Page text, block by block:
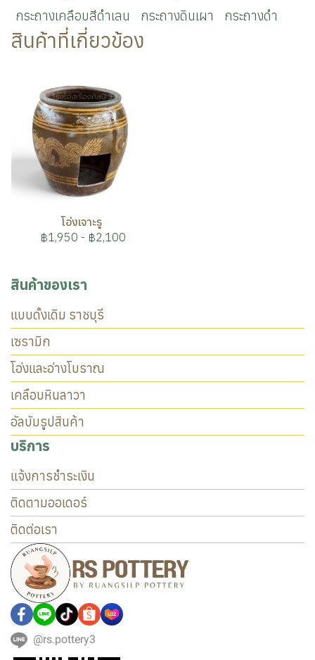
กระถางเคลือบสีดำเลน
กระถางดินเผา กระถางดำ
สินค้าที่เกี่ยวข้อง
โอ่งเจาะรู
฿1,950 - ฿2,100
สินค้าของเรา
แบบดั้งเดิม ราชบุรี
เซรามิก
โอ่งและอ่างโบราณ
เคลือบหินลาวา
อัลบัมรูปสินค้า
บริการ
แจ้งการชำระเงิน
ติดตามออเดอร์
ติดต่อเรา
@rs.pottery3